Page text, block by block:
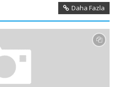
Daha Fazla